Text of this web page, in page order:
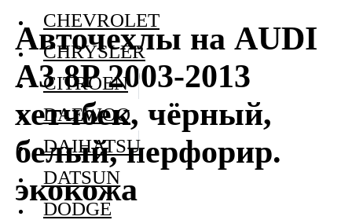
Авточехлы на AUDI
A3 8P 2003-2013
хетчбек, чёрный,
белый, перфорир.
экокожа
CHEVROLET
CHRYSLER
CITROEN
DAEWOO
DAIHATSU
DATSUN
DODGE